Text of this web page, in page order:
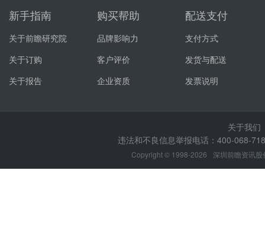
新手指南
关于前瞻研究院
关于订购
关于报告
购买帮助
品牌影响力
客户评价
企业资质
配送支付
支付方式
发货与配送
发票说明
关于我们
违法和不良信息举报电话：400-068-
Copyright © 1998-2026 深圳前瞻资讯股